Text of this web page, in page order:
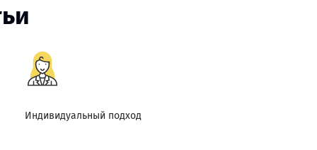
Индивидуальный подход